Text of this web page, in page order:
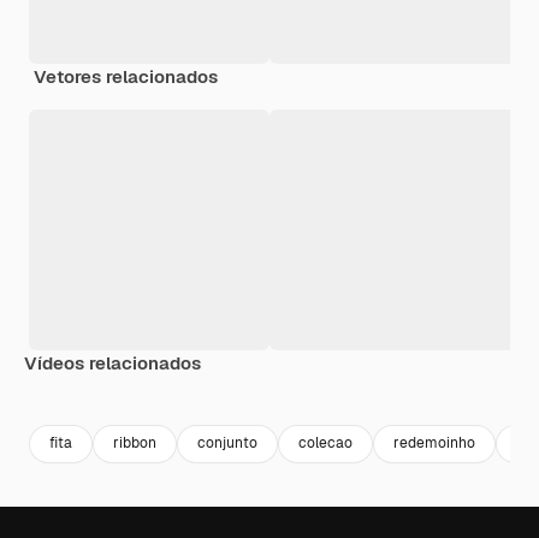
Vetores relacionados
Vídeos relacionados
fita ribbon conjunto colecao redemoinho